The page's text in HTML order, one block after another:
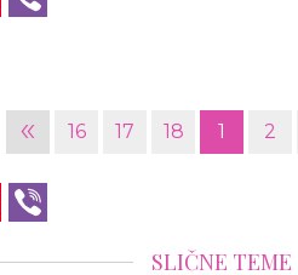
« 16 17 18 1 2
Pinterest
SLIČNE TEME